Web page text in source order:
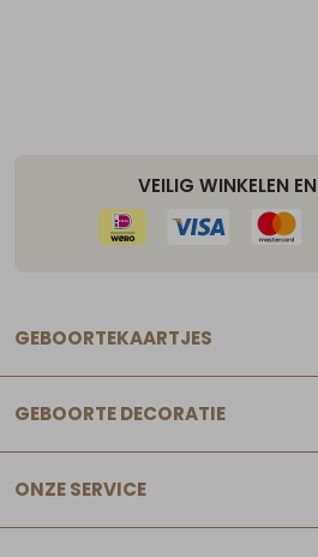
VEILIG WINKELEN
GEBOORTEKAARTJES
GEBOORTE DECORATIE
ONZE SERVICE